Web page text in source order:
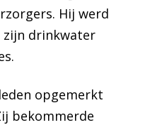
Hij werd
zijn drinkwater
opgemerkt
bekommerde